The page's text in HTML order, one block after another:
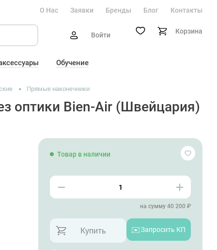
О Нас Заявки Бренды Блог Контакты
Войти Корзина
Обучение
Прямые наконечники
оптики Bien-Air (Швейцария)
Товар в наличии
на сумму 40 200 ₽
Купить ✉️Запросить КП